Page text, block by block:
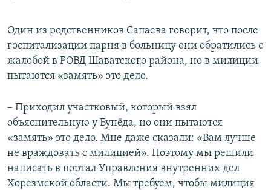
Один из родственников Сапаева говорит, что после
госпитализации парня в больницу они обратились с
жалобой в РОВД Шаватского района, но в милиции
пытаются «замять» это дело.
– Приходил участковый, который взял
объяснительную у Бунёда, но они пытаются
«замять» это дело. Мне даже сказали: «Вам лучше
не враждовать с милицией». Поэтому мы решили
написать в портал Управления внутренних дел
Хорезмской области. Мы требуем, чтобы милиция